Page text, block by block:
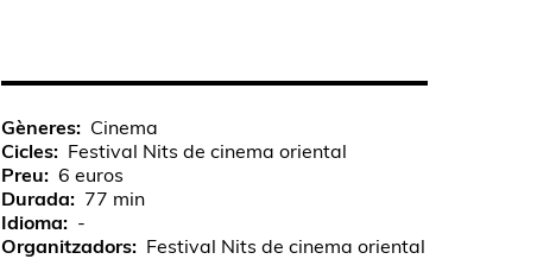
Gèneres
Cinema
Cicles
Festival Nits de cinema oriental
Preu
6 euros
Durada
77 min
Idioma
-
Organitzadors
Festival Nits de cinema oriental